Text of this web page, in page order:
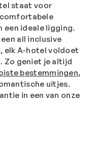
staat voor
een ideale ligging.
all inclusive
elk A-hotel voldoet
Zo geniet je altijd
bestemmingen,
uitjes.
in een van onze